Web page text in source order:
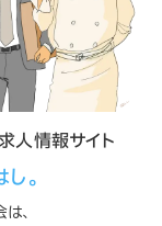
人情報サイト
。
、